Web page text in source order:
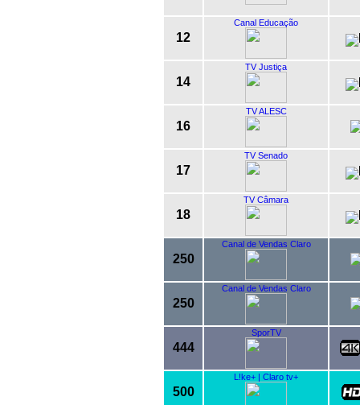
12
Canal Educação
14
TV Justiça
16
TV ALESC
17
TV Senado
18
TV Câmara
250
Canal de Vendas Claro
250
Canal de Vendas Claro
444
SporTV
500
L!ke+ | Claro tv+